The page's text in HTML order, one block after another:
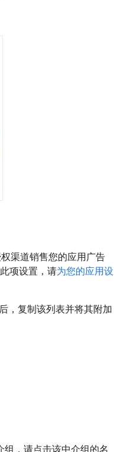
渠道销售您的应用广告
项设置，请为您的应用设
，复制该列表并将其附加
，请点击该中介组的名